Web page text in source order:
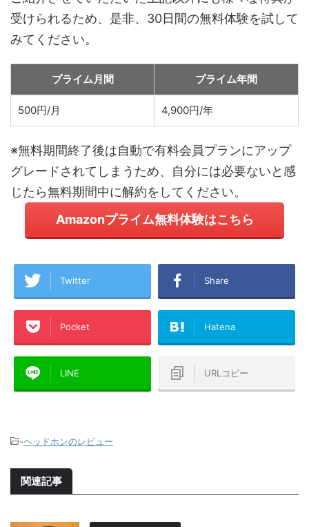
受けられるため、是非、30日間の無料体験を試して
みてください。
プライム月間 プライム年間
500円/月 4,900円/年
※無料期間終了後は自動で有料会員プランにアップ
グレードされてしまうため、自分には必要ないと感
じたら無料期間中に解約をしてください。
Amazonプライム無料体験はこちら
Twitter Share
Pocket Hatena
LINE URLコピー
-ヘッドホンのレビュー
関連記事